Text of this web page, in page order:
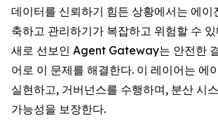
데이터를 신뢰하기 힘든 상황에서는 에이
축하고 관리하기가 복잡하고 위험할 수
새로 선보인 Agent Gateway는 안전한
어로 이 문제를 해결한다. 이 레이어는 에
실현하고, 거버넌스를 수행하며, 분산 시
가능성을 보장한다.